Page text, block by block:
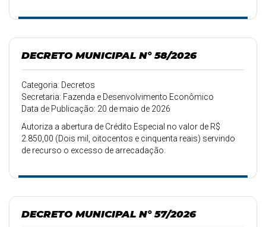
DECRETO MUNICIPAL N° 58/2026
Categoria: Decretos
Secretaria: Fazenda e Desenvolvimento Econômico
Data de Publicação: 20 de maio de 2026
Autoriza a abertura de Crédito Especial no valor de R$
2.850,00 (Dois mil, oitocentos e cinquenta reais) servindo
de recurso o excesso de arrecadação.
DECRETO MUNICIPAL N° 57/2026